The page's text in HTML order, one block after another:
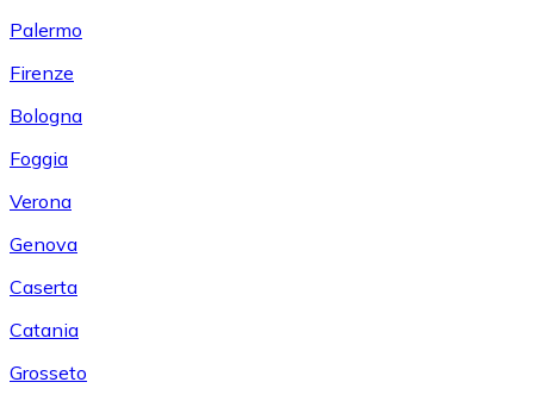
Palermo
Firenze
Bologna
Foggia
Verona
Genova
Caserta
Catania
Grosseto